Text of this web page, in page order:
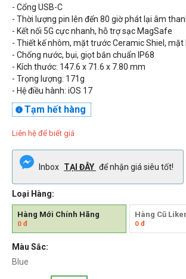
- Cổng USB-C
- Thời lượng pin lên đến 80 giờ phát lại âm
- Kết nối 5G cực nhanh, hỗ trợ sạc MagSafe
- Thiết kế nhôm, mặt trướcCeramic Shiel, mặt
- Chống nước, bụi, giọt bắn chuẩn IP68
- Kích thước: 147.6 x 71.6 x 7.80 mm
- Trọng lượng: 171g
- Hệ điều hành: iOS 17
Tạm hết hàng

Liên hệ để biết giá
Inbox TẠI ĐÂY để nhận giá siêu tốt!
Loại Hàng:
Hàng Mới Chính Hãng
0 đ
Hàng Cũ
0đ
Màu Sắc:
Blue